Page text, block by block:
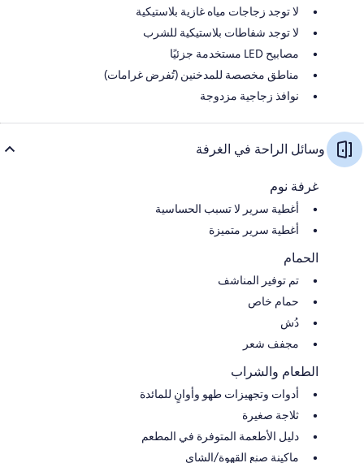
لا توجد زجاجات مياه غازية بلاستيكية
لا توجد شفاطات بلاستيكية للشرب
مصابيح LED مستخدمة جزئيًا
مناطق مخصصة للمدخنين (تُفرض غرامات)
نوافذ زجاجية مزدوجة
وسائل الراحة في الغرفة
غرفة نوم
أغطية سرير لا تسبب الحساسية
أغطية سرير متميزة
الحمام
تم توفير المناشف
حمام خاص
دُش
مجفف شعر
الطعام والشراب
أدوات وتجهيزات طهو وأوانٍ للمائدة
ثلاجة صغيرة
دليل الأطعمة المتوفرة في المطعم
ماكينة صنع القهوة/الشاي